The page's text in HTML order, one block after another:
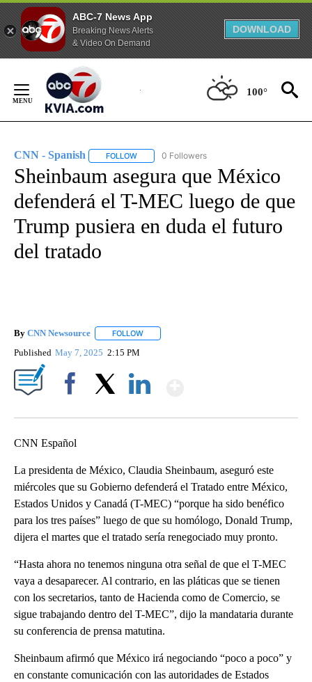
ABC-7 News App
Breaking News Alerts
& Video On Demand
DOWNLOAD
Content
100°
CNN - Spanish FOLLOW FOLLOW "CNN - SPANISH" TO RECEIVE
0 Followers
Sheinbaum asegura que México
defenderá el T-MEC luego de que
Trump pusiera en duda el futuro
del tratado
By CNN Newsource FOLLOW
Published May 7, 2025 2:15 PM
CNN Español
La presidenta de México, Claudia Sheinbaum, aseguró este
miércoles que su Gobierno defenderá el Tratado entre México,
Estados Unidos y Canadá (T-MEC) “porque ha sido benéfico
para los tres países” luego de que su homólogo, Donald Trump,
dijera el martes que el tratado sería renegociado muy pronto.
“Hasta ahora no tenemos ninguna otra señal de que el T-MEC
vaya a desaparecer. Al contrario, en las pláticas que se tienen
con los secretarios, tanto de Hacienda como de Comercio, se
sigue trabajando dentro del T-MEC”, dijo la mandataria durante
su conferencia de prensa matutina.
Sheinbaum afirmó que México irá negociando “poco a poco” y
en constante comunicación con las autoridades de Estados